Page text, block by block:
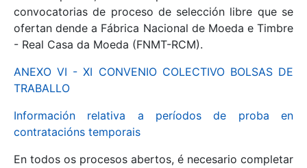
Mostrar/Ocultar
Mostrar/Ocultar
convocatorias de proceso de selección libre que se
ofertan dende a Fábrica Nacional de Moeda e Timbre
- Real Casa da Moeda (FNMT-RCM).
ANEXO VI - XI CONVENIO COLECTIVO BOLSAS DE
TRABALLO
Información relativa a períodos de proba en
contratacións temporais
En todos os procesos abertos, é necesario completar